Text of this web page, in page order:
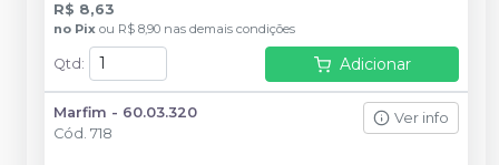
R$ 8,63
no Pix ou R$ 8,90 nas demais condições
Qtd : Adicionar
Marfim - 60.03.320
Cód. 718
Ver info